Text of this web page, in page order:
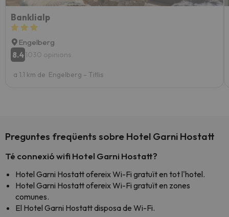
Banklialp
Engelberg
8.41030 opinions
a 1.1 km de Engelberg - Titlis
Preguntes freqüents sobre Hotel Garni Hostatt
Té connexió wifi Hotel Garni Hostatt?
Hotel Garni Hostatt ofereix Wi-Fi gratuït en tot l'hotel.
Hotel Garni Hostatt ofereix Wi-Fi gratuït en zones
comunes.
El Hotel Garni Hostatt disposa de Wi-Fi.